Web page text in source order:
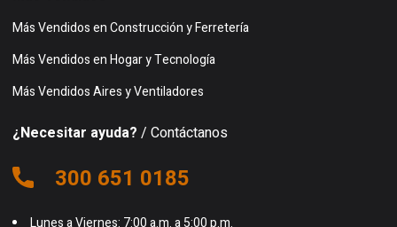
Más Vendidos en Construcción y Ferretería
Más Vendidos en Hogar y Tecnología
Más Vendidos Aires y Ventiladores
¿Necesitar ayuda? / Contáctanos
300 651 0185
Lunes a Viernes: 7:00 a.m. a 5:00 p.m.